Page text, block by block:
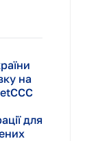
на
для